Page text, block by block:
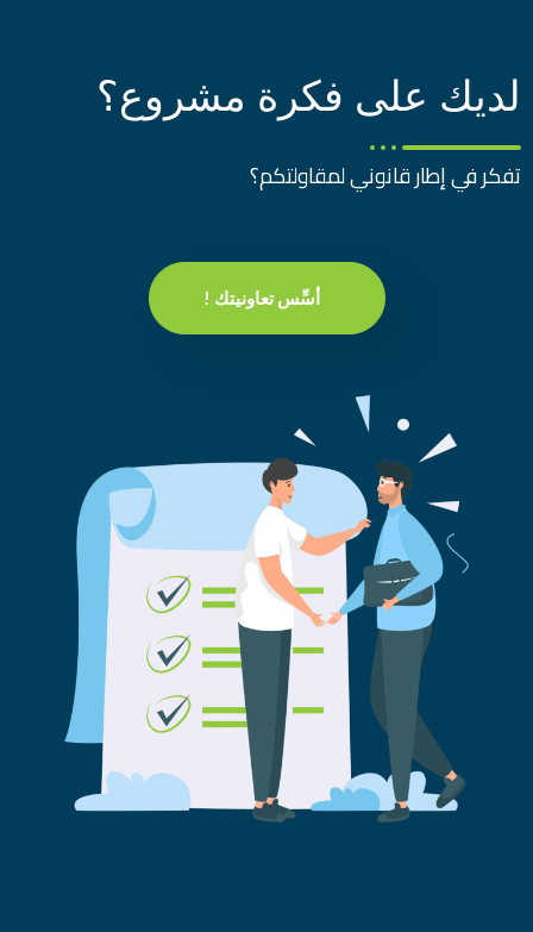
لديك على فكرة مشروع؟
تفكر في إطار قانوني لمقاولتكم؟
أسِّس تعاونيتك !